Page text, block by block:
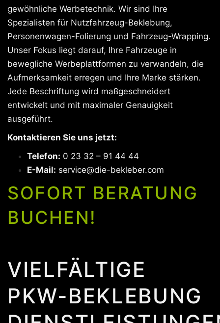
gewöhnliche Werbetechnik. Wir sind Ihre
Spezialisten für Nutzfahrzeug-Beklebung,
Personenwagen-Folierung und Fahrzeug-Wrapping.
Unser Fokus liegt darauf, Ihre Fahrzeuge in
bewegliche Werbeplattformen zu verwandeln, die
Aufmerksamkeit erregen und Ihre Marke stärken.
Jede Beschriftung wird maßgeschneidert
entwickelt und mit maximaler Genauigkeit
ausgeführt.
Kontaktieren Sie uns jetzt:
Telefon: 0 23 32 – 91 44 44
E-Mail: service@die-bekleber.com
SOFORT BERATUNG
BUCHEN!
VIELFÄLTIGE
PKW-BEKLEBUNG